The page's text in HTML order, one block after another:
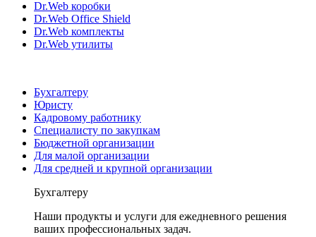
Dr.Web коробки
Dr.Web Office Shield
Dr.Web комплекты
Dr.Web утилиты
Бухгалтеру
Юристу
Кадровому работнику
Специалисту по закупкам
Бюджетной организации
Для малой организации
Для средней и крупной организации
Бухгалтеру
Наши продукты и услуги для ежедневного решения
ваших профессиональных задач.